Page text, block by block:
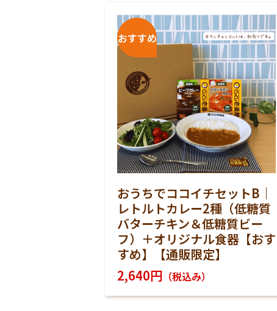
おうちでココイチセットB｜
レトルトカレー2種（低糖質
バターチキン＆低糖質ビー
フ）＋オリジナル食器【おす
すめ】【通販限定】
2,640円 （税込み）